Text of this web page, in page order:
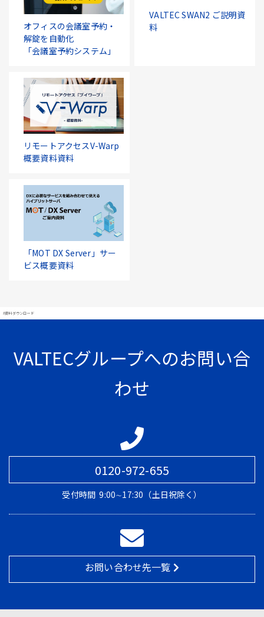
オフィスの会議室予約・
解錠を自動化
「会議室予約システム」
VALTEC SWAN2 ご説明資
料
リモートアクセスV-Warp
概要資料資料
「MOT DX Server」サー
ビス概要資料
#資料ダウンロード
VALTECグループへのお問い合
わせ
0120-972-655
受付時間 9:00∼17:30（土日祝除く）
お問い合わせ先一覧